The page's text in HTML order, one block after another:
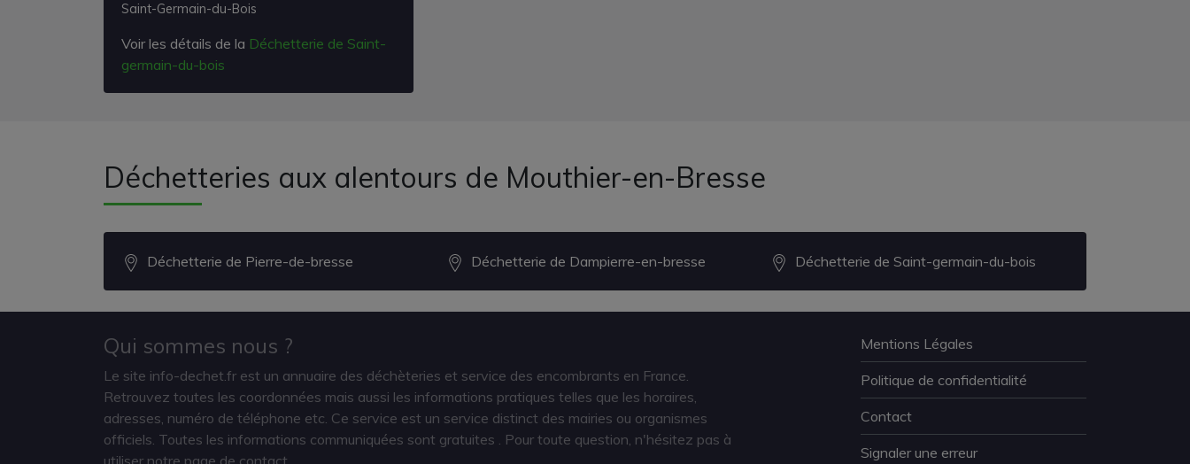
Saint-Germain-du-Bois
Voir les détails de la Déchetterie de Saint-
germain-du-bois
Déchetteries aux alentours de Mouthier-en-Bresse
Déchetterie de Pierre-de-bresse Déchetterie de Dampierre-en-bresse Déchetterie de Saint-germain-du-bois
Qui sommes nous ?
Le site info-dechet.fr est un annuaire des déchèteries et service des encombrants en France.
Retrouvez toutes les coordonnées mais aussi les informations pratiques telles que les horaires,
adresses, numéro de téléphone etc. Ce service est un service distinct des mairies ou organismes
officiels. Toutes les informations communiquées sont gratuites . Pour toute question, n'hésitez pas à
utiliser notre page de contact.
Mentions Légales
Politique de confidentialité
Contact
Signaler une erreur